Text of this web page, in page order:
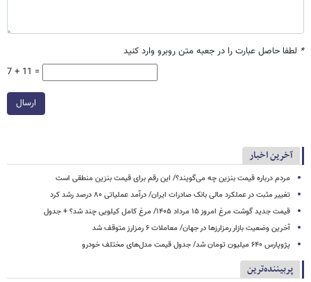
* لطفا حاصل عبارت را در جعبه متن روبرو وارد کنید
7 + 11 =
ارسال
آخرین اخبار
مردم درباره قیمت بنزین چه می‌گویند؟/ این رقم برای قیمت بنزین منطقی است
تغییر مثبت در عملکرد مالی بانک صادرات ایران/ درآمد عملیاتی ۸۰ درصد رشد کرد
قیمت جدید گوشت مرغ امروز ۱۵ مرداد ۱۴۰۵/ مرغ کامل کیلویی چند شد؟ + جدول
آخرین وضعیت بازار رمزارزها در جهان/ معاملات ۶ رمزارز متوقف شد
پژوپارس ۶۴۰ میلیون تومان شد/ جدول قیمت مدل‌های مختلف خودرو
پربیننده‌ترین